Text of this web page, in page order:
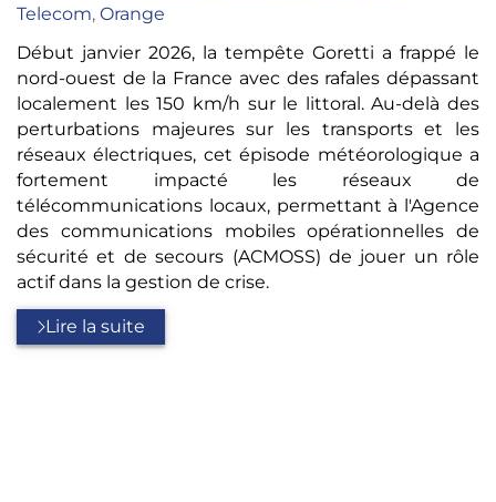
Telecom, Orange
Début janvier 2026, la tempête Goretti a frappé le
nord-ouest de la France avec des rafales dépassant
localement les 150 km/h sur le littoral. Au-delà des
perturbations majeures sur les transports et les
réseaux électriques, cet épisode météorologique a
fortement impacté les réseaux de
télécommunications locaux, permettant à l'Agence
des communications mobiles opérationnelles de
sécurité et de secours (ACMOSS) de jouer un rôle
actif dans la gestion de crise.
Lire la suite